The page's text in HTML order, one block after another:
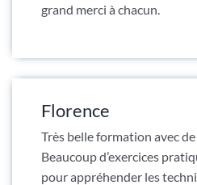
grand merci à chacun.
Florence
Très belle formation avec
Beaucoup d’exercices
pour appréhender les